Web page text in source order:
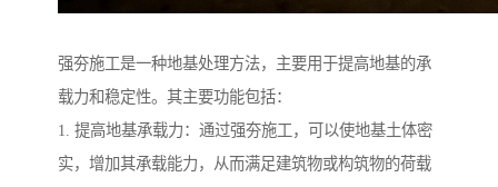
强夯施工是一种地基处理方法，主要用于提高地基的承
载力和稳定性。其主要功能包括：
1. 提高地基承载力：通过强夯施工，可以使地基土体密
实，增加其承载能力，从而满足建筑物或构筑物的荷载